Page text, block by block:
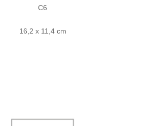
C6
16,2 x 11,4 cm